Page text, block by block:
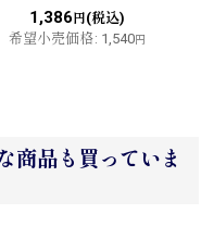
1,386 円(税込)
希望小売価格: 1,540円
商品も買っていま